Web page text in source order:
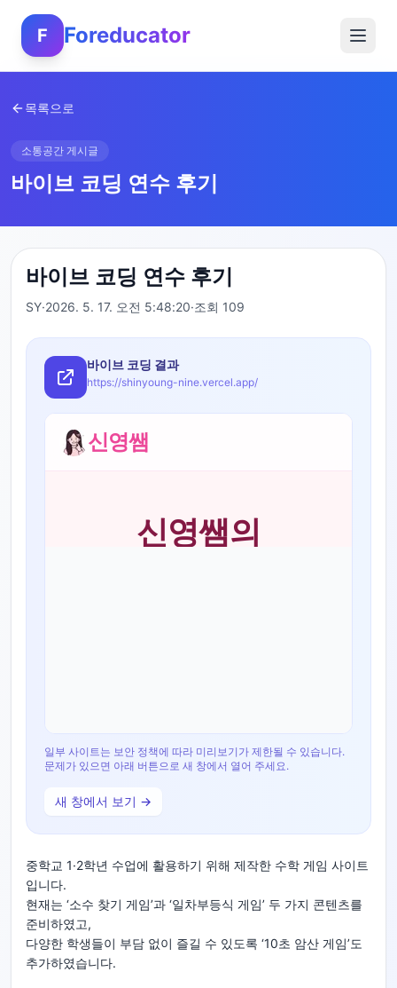
F Foreducator
목록으로
소통공간 게시글
바이브 코딩 연수 후기
바이브 코딩 연수 후기
SY·2026. 5. 17. 오전 5:48:20·조회 109
바이브 코딩 결과
https://shinyoung-nine.vercel.app/
일부 사이트는 보안 정책에 따라 미리보기가 제한될 수 있습니다.
문제가 있으면 아래 버튼으로 새 창에서 열어 주세요.
새 창에서 보기 →
중학교 1·2학년 수업에 활용하기 위해 제작한 수학 게임 사이트
입니다.
현재는 ‘소수 찾기 게임’과 ‘일차부등식 게임’ 두 가지 콘텐츠를
준비하였고,
다양한 학생들이 부담 없이 즐길 수 있도록 ‘10초 암산 게임’도
추가하였습니다.